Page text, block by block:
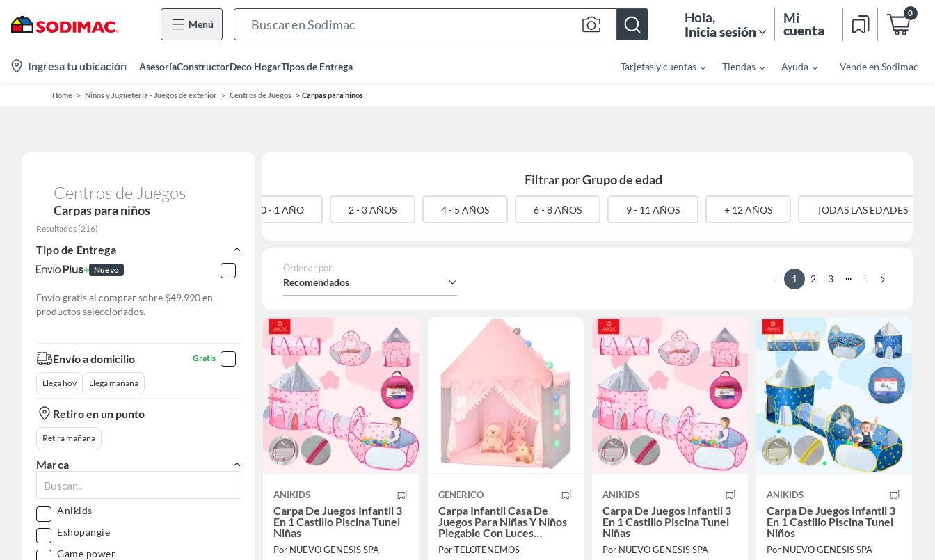
Menú
Bar
Hola,
Inicia sesión
Mi
cuenta
0
location-
icon
Ingresa tu ubicación AsesoríaConstructorDeco HogarTipos de Entrega Tarjetas y cuentas Tiendas Ayuda Vende en Sodimac
Home Niños y Juguetería - Juegos de exterior Centros de Juegos Carpas para niños
Centros de Juegos
Carpas para niños
Resultados (216)
Tipo de Entrega
Nuevo
Envío gratis al comprar sobre $49.990 en
productos seleccionados.
Envío a domicilio Gratis
Llega hoy Llega mañana
Retiro en un punto
Retira mañana
Marca
Anikids
Eshopangie
Game power
Filtrar porGrupo de edad
0 - 1 AÑO 2 - 3 AÑOS 4 - 5 AÑOS 6 - 8 AÑOS 9 - 11 AÑOS + 12 AÑOS TODAS LAS EDADES
Ordenar por:
Recomendados 1 2 3 ... 5
ANIKIDS
Carpa De Juegos Infantil 3
En 1 Castillo Piscina Tunel
Niñas
Por NUEVO GENESIS SPA
GENERICO
Carpa Infantil Casa De
Juegos Para Niñas Y Niños
Plegable Con Luces
Decorativas
Por TELOTENEMOS
ANIKIDS
Carpa De Juegos Infantil 3
En 1 Castillo Piscina Tunel
Niñas
Por NUEVO GENESIS SPA
ANIKIDS
Carpa De Juegos Infantil 3
En 1 Castillo Piscina Tunel
Niños
Por NUEVO GENESIS SPA